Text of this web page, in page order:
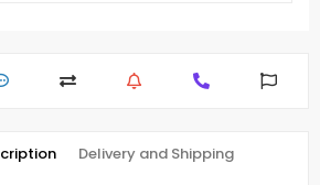
Delivery and Shipping